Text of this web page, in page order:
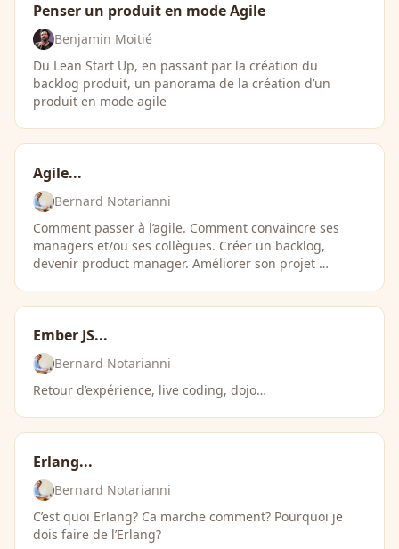
Penser un produit en mode Agile
Benjamin Moitié
Du Lean Start Up, en passant par la création du
backlog produit, un panorama de la création d’un
produit en mode agile
Agile...
Bernard Notarianni
Comment passer à l’agile. Comment convaincre ses
managers et/ou ses collègues. Créer un backlog,
devenir product manager. Améliorer son projet …
Ember JS...
Bernard Notarianni
Retour d’expérience, live coding, dojo…
Erlang...
Bernard Notarianni
C’est quoi Erlang? Ca marche comment? Pourquoi je
dois faire de l’Erlang?